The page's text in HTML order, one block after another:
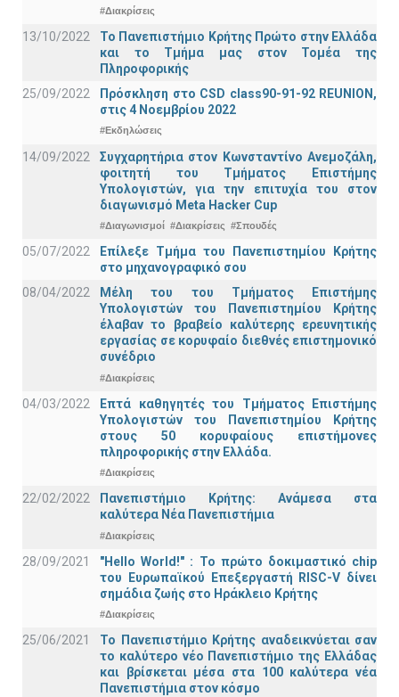
#Διακρίσεις
13/10/2022
Το Πανεπιστήμιο Κρήτης Πρώτο στην Ελλάδα
και το Τμήμα μας στον Τομέα της
Πληροφορικής
25/09/2022
Πρόσκληση στο CSD class90-91-92 REUNION,
στις 4 Νοεμβρίου 2022
#Εκδηλώσεις
14/09/2022
Συγχαρητήρια στον Κωνσταντίνο Ανεμοζάλη,
φοιτητή του Τμήματος Επιστήμης
Υπολογιστών, για την επιτυχία του στον
διαγωνισμό Meta Hacker Cup
#Διαγωνισμοί #Διακρίσεις #Σπουδές
05/07/2022
Επίλεξε Τμήμα του Πανεπιστημίου Κρήτης
στο μηχανογραφικό σου
08/04/2022
Μέλη του του Τμήματος Επιστήμης
Υπολογιστών του Πανεπιστημίου Κρήτης
έλαβαν το βραβείο καλύτερης ερευνητικής
εργασίας σε κορυφαίο διεθνές επιστημονικό
συνέδριο
#Διακρίσεις
04/03/2022
Επτά καθηγητές του Τμήματος Επιστήμης
Υπολογιστών του Πανεπιστημίου Κρήτης
στους 50 κορυφαίους επιστήμονες
πληροφορικής στην Ελλάδα.
#Διακρίσεις
22/02/2022
Πανεπιστήμιο Κρήτης: Ανάμεσα στα
καλύτερα Νέα Πανεπιστήμια
#Διακρίσεις
28/09/2021
"Hello World!" : Το πρώτο δοκιμαστικό chip
του Ευρωπαϊκού Επεξεργαστή RISC-V δίνει
σημάδια ζωής στο Ηράκλειο Κρήτης
#Διακρίσεις
25/06/2021
Το Πανεπιστήμιο Κρήτης αναδεικνύεται σαν
το καλύτερο νέο Πανεπιστήμιο της Ελλάδας
και βρίσκεται μέσα στα 100 καλύτερα νέα
Πανεπιστήμια στον κόσμο